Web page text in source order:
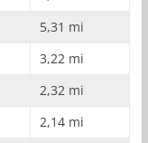
5,31 mi
3,22 mi
2,32 mi
2,14 mi